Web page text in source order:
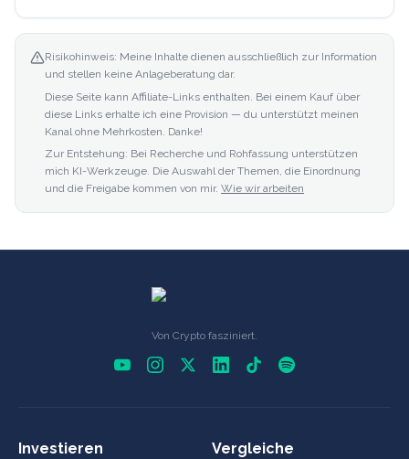
Risikohinweis: Meine Inhalte dienen ausschließlich zur Information
und stellen keine Anlageberatung dar.
Diese Seite kann Affiliate-Links enthalten. Bei einem Kauf über
diese Links erhalte ich eine Provision — du unterstützt meinen
Kanal ohne Mehrkosten. Danke!
Zur Entstehung: Bei Recherche und Rohfassung unterstützen
mich KI-Werkzeuge. Die Auswahl der Themen, die Einordnung
und die Freigabe kommen von mir. Wie wir arbeiten
Von Crypto fasziniert.
Investieren Vergleiche